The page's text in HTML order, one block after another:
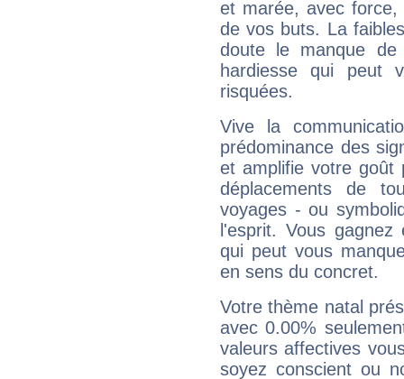
et marée, avec
de vos buts. La
doute le manque
hardiesse qui peut
risquées.
Vive la
prédominance des
et amplifie votre goût
déplacements de
voyages - ou
l'esprit. Vous
qui peut vous
en sens du concret.
Votre thème natal
avec 0.00%
valeurs affectives
soyez conscient ou